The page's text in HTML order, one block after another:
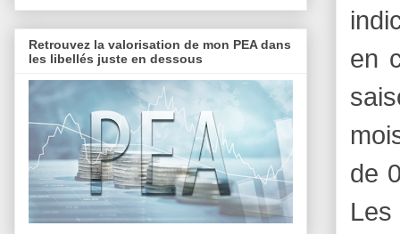
en
de
Retrouvez la valorisation de mon PEA dans
les libellés juste en dessous